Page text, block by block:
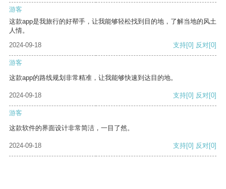
游客
这款app是我旅行的好帮手，让我能够轻松找到目的地，了解当地的风土
人情。
2024-09-18
支持[0] 反对[0]
游客
这款app的路线规划非常精准，让我能够快速到达目的地。
2024-09-18 支持[0] 反对[0]
游客
这款软件的界面设计非常简洁，一目了然。
2024-09-18 支持[0] 反对[0]